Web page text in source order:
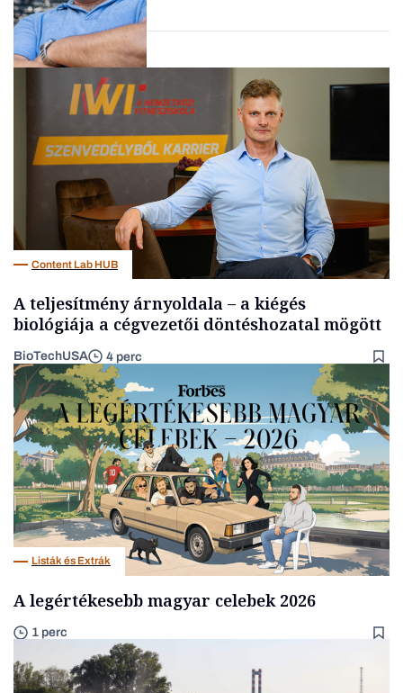
Content Lab HUB
A teljesítmény árnyoldala – a kiégés
biológiája a cégvezetői döntéshozatal mögött
BioTechUSA 4 perc
Listák és Extrák
A legértékesebb magyar celebek 2026
1 perc